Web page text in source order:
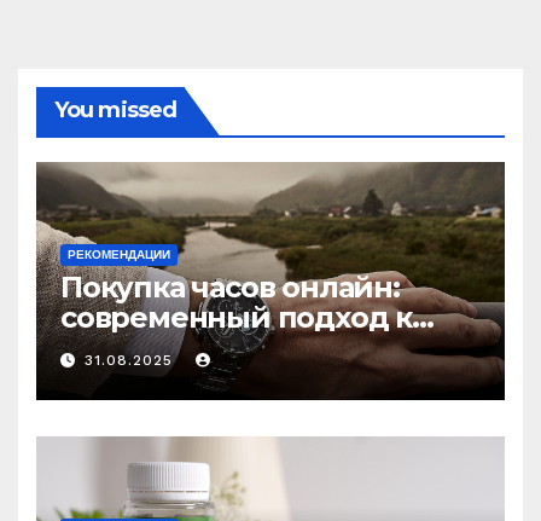
You missed
РЕКОМЕНДАЦИИ
Покупка часов онлайн:
современный подход к
выбору аксессуаров
31.08.2025